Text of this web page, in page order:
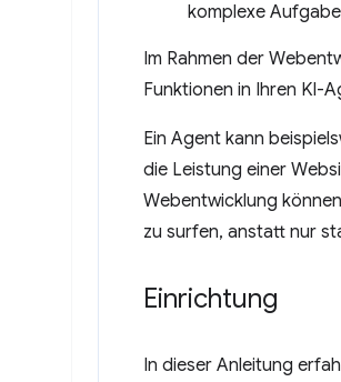
komplexe
Im Rahmen der
Funktionen in Ihren KI-
Ein Agent kann
die Leistung einer
Webentwicklung
zu surfen, anstatt nur
Einrichtung
In dieser Anleitung